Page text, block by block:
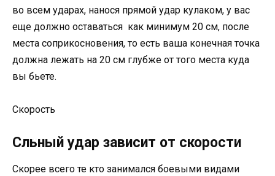
во всем ударах, нанося прямой удар кулаком, у вас
еще должно оставаться как минимум 20 см, после
места соприкосновения, то есть ваша конечная точка
должна лежать на 20 см глубже от того места куда
вы бьете.
Скорость
Сльный удар зависит от скорости
Скорее всего те кто занимался боевыми видами